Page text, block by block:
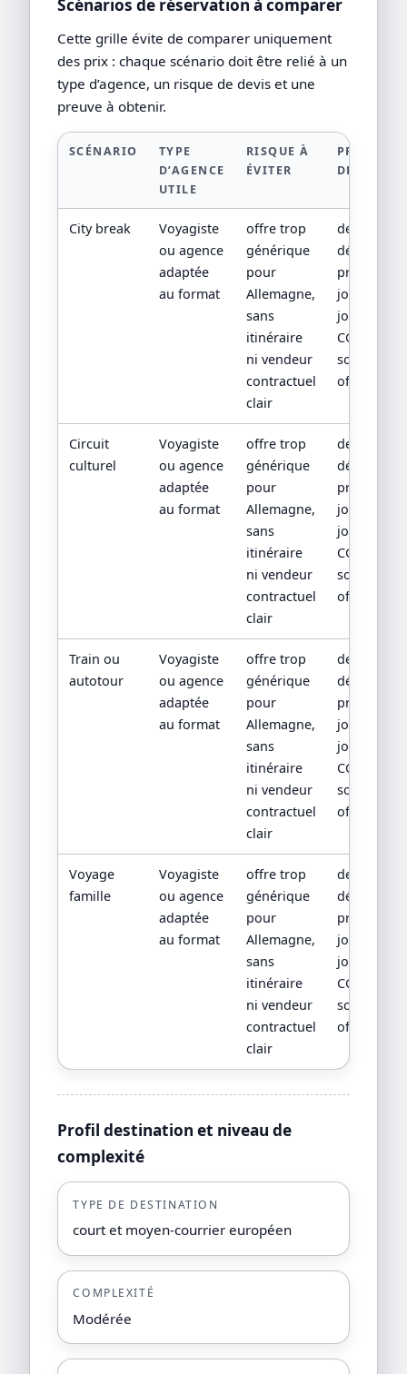
Scénarios de réservation à comparer
Cette grille évite de comparer uniquement
des prix : chaque scénario doit être relié à un
type d’agence, un risque de devis et une
preuve à obtenir.
SCÉNARIO
TYPE
D’AGENCE
UTILE
RISQUE À
ÉVITER
PREUVE À
City break
Voyagiste
ou agence
adaptée
au format
offre trop
générique
pour
Allemagne,
sans
itinéraire
ni vendeur
contractuel
clair
devis
détaillé,
jour par
jour,
CGV/CPV et
sources
officielles
Circuit
culturel
Voyagiste
ou agence
adaptée
au format
offre trop
générique
pour
Allemagne,
sans
itinéraire
ni vendeur
contractuel
clair
devis
détaillé,
jour par
jour,
CGV/CPV et
sources
officielles
Train ou
autotour
Voyagiste
ou agence
adaptée
au format
offre trop
générique
pour
Allemagne,
sans
itinéraire
ni vendeur
contractuel
clair
devis
détaillé,
jour par
jour,
CGV/CPV et
sources
officielles
Voyage
famille
Voyagiste
ou agence
adaptée
au format
offre trop
générique
pour
Allemagne,
sans
itinéraire
ni vendeur
contractuel
clair
devis
détaillé,
jour par
jour,
CGV/CPV et
sources
officielles
Profil destination et niveau de
complexité
TYPE DE DESTINATION
court et moyen-courrier européen
COMPLEXITÉ
Modérée